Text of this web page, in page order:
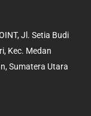
Jl. Setia Budi
Kec. Medan
Sumatera Utara